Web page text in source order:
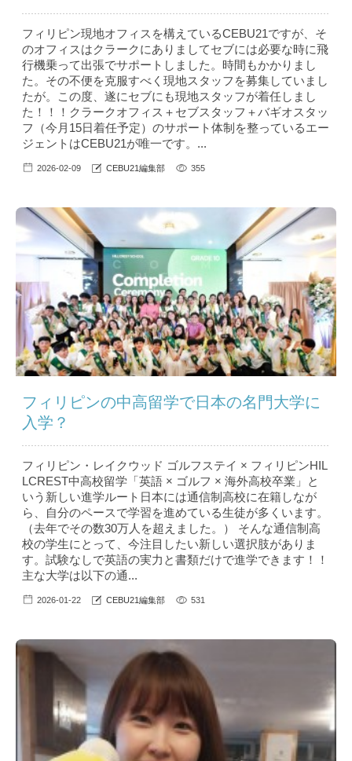
フィリピン現地オフィスを構えているCEBU21ですが、そ
のオフィスはクラークにありましてセブには必要な時に飛
行機乗って出張でサポートしました。時間もかかりまし
た。その不便を克服すべく現地スタッフを募集していまし
たが。この度、遂にセブにも現地スタッフが着任しまし
た！！！クラークオフィス＋セブスタッフ＋バギオスタッ
フ（今月15日着任予定）のサポート体制を整っているエー
ジェントはCEBU21が唯一です。...
2026-02-09 CEBU21編集部 355
フィリピンの中高留学で日本の名門大学に
入学？
フィリピン・レイクウッド ゴルフステイ × フィリピンHIL
LCREST中高校留学「英語 × ゴルフ × 海外高校卒業」と
いう新しい進学ルート日本には通信制高校に在籍しなが
ら、自分のペースで学習を進めている生徒が多くいます。
（去年でその数30万人を超えました。） そんな通信制高
校の学生にとって、今注目したい新しい選択肢がありま
す。試験なしで英語の実力と書類だけで進学できます！！
主な大学は以下の通...
2026-01-22 CEBU21編集部 531